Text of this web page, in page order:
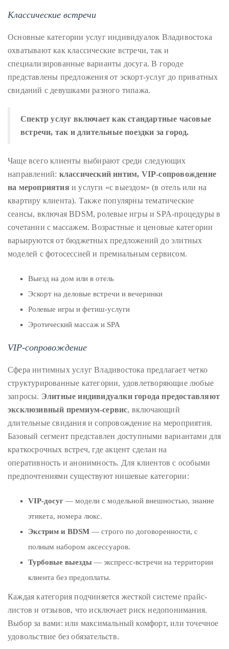
very
best
those
destinations
have
offer.
decade
and
half,
been
regular
global
distinguished
publications
that
has
included
the
Huffington
Post,
Passport,
Advocate,
course
his
Классические встречи
Основные категории услуг индивидуалок Владивостока
охватывают как классические встречи, так и
специализированные варианты досуга. В городе
представлены предложения от эскорт-услуг до приватных
свиданий с девушками разного типажа.
Спектр услуг включает как стандартные часовые
встречи, так и длительные поездки за город.
Чаще всего клиенты выбирают среди следующих
направлений: классический интим, VIP-сопровождение
на мероприятия и услуги «с выездом» (в отель или на
квартиру клиента). Также популярны тематические
сеансы, включая BDSM, ролевые игры и SPA-процедуры в
сочетании с массажем. Возрастные и ценовые категории
варьируются от бюджетных предложений до элитных
моделей с фотосессией и премиальным сервисом.
Выезд на дом или в отель
Эскорт на деловые встречи и вечеринки
Ролевые игры и фетиш-услуги
Эротический массаж и SPA
VIP-сопровождение
Сфера интимных услуг Владивостока предлагает четко
структурированные категории, удовлетворяющие любые
запросы. Элитные индивидуалки города предоставляют
эксклюзивный премиум-сервис, включающий
длительные свидания и сопровождение на мероприятия.
Базовый сегмент представлен доступными вариантами для
краткосрочных встреч, где акцент сделан на
оперативность и анонимность. Для клиентов с особыми
предпочтениями существуют нишевые категории:
VIP-досуг — модели с модельной внешностью, знание
этикета, номера люкс.
Экстрим и BDSM — строго по договоренности, с
полным набором аксессуаров.
Турбовые выезды — экспресс-встречи на территории
клиента без предоплаты.
Каждая категория подчиняется жесткой системе прайс-
листов и отзывов, что исключает риск недопонимания.
Выбор за вами: или максимальный комфорт, или точечное
удовольствие без обязательств.